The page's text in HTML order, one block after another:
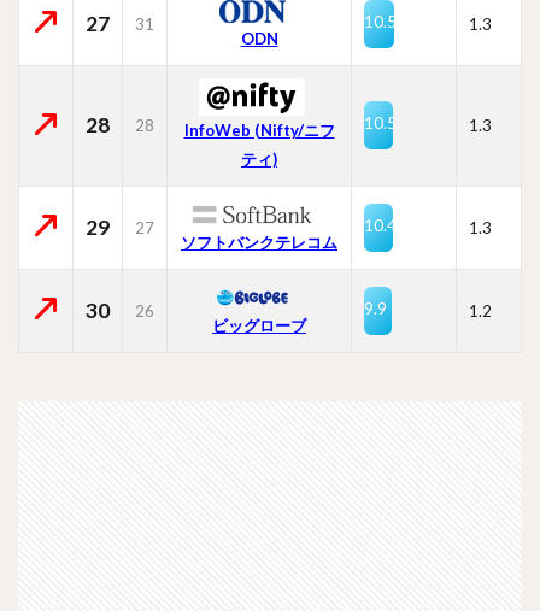
27 31
ODN
10.5 1.3
28 28
InfoWeb (Nifty/ニフ
ティ)
10.5 1.3
29 27
ソフトバンクテレコム
10.4 1.3
30 26
ビッグローブ
9.9 1.2